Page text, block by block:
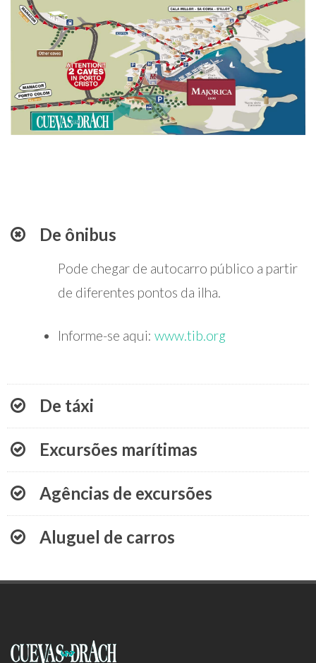
De ônibus
Pode chegar de autocarro público a partir
de diferentes pontos da ilha.
Informe-se aqui: www.tib.org
De táxi
Excursões marítimas
Agências de excursões
Aluguel de carros